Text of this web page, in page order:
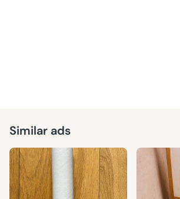
Similar ads